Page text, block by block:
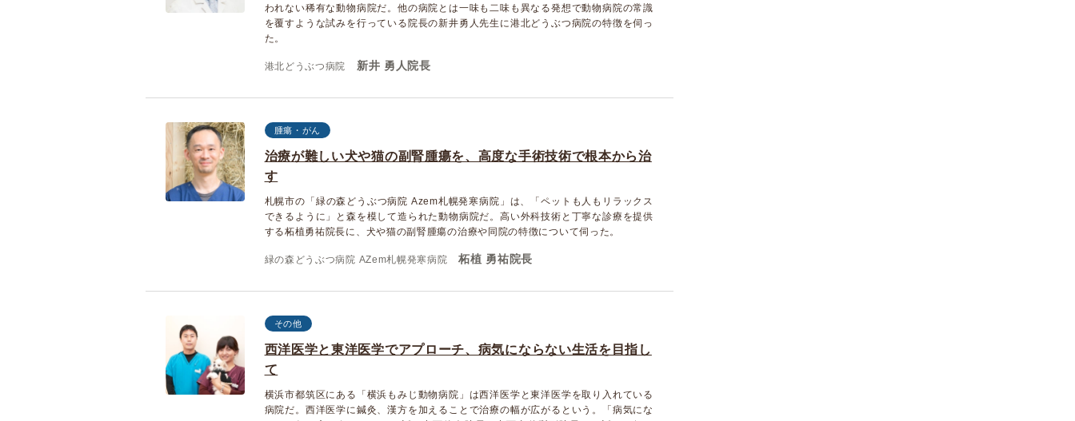
われない稀有な動物病院だ。他の病院とは一味も二味も異なる発想で動物病院の常識
を覆すような試みを行っている院長の新井勇人先生に港北どうぶつ病院の特徴を伺っ
た。
港北どうぶつ病院 新井 勇人院長
腫瘍・がん
治療が難しい犬や猫の副腎腫瘍を、高度な手術技術で根本から治
す
札幌市の「緑の森どうぶつ病院 Azem札幌発寒病院」は、「ペットも人もリラックス
できるように」と森を模して造られた動物病院だ。高い外科技術と丁寧な診療を提供
する柘植勇祐院長に、犬や猫の副腎腫瘍の治療や同院の特徴について伺った。
緑の森どうぶつ病院 AZem札幌発寒病院 柘植 勇祐院長
その他
西洋医学と東洋医学でアプローチ、病気にならない生活を目指し
て
横浜市都筑区にある「横浜もみじ動物病院」は西洋医学と東洋医学を取り入れている
病院だ。西洋医学に鍼灸、漢方を加えることで治療の幅が広がるという。「病気にな